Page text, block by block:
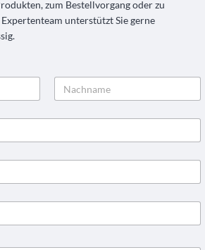
zum Bestellvorgang oder zu
unterstützt Sie gerne